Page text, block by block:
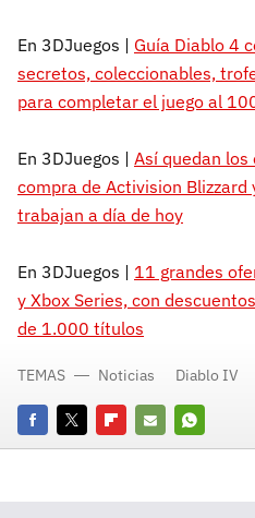
En 3DJuegos | Guía Diablo 4
secretos, coleccionables,
para completar el juego al
En 3DJuegos | Así quedan
compra de Activision Blizzard
trabajan a día de hoy
En 3DJuegos | 11 grandes
y Xbox Series, con
de 1.000 títulos
FacebookTwitterFlipboard
E-
Whatsapp
TEMAS Noticias Diablo IV